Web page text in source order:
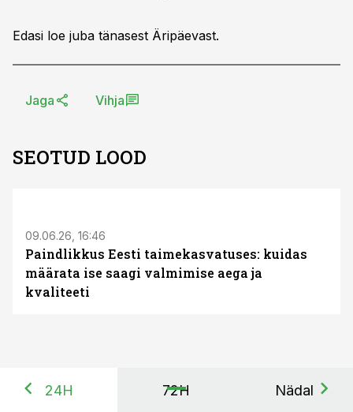
Edasi loe juba tänasest Äripäevast.
Jaga Vihja
SEOTUD LOOD
09.06.26, 16:46
Paindlikkus Eesti taimekasvatuses: kuidas
määrata ise saagi valmimise aega ja
kvaliteeti
24H 72H Nädal